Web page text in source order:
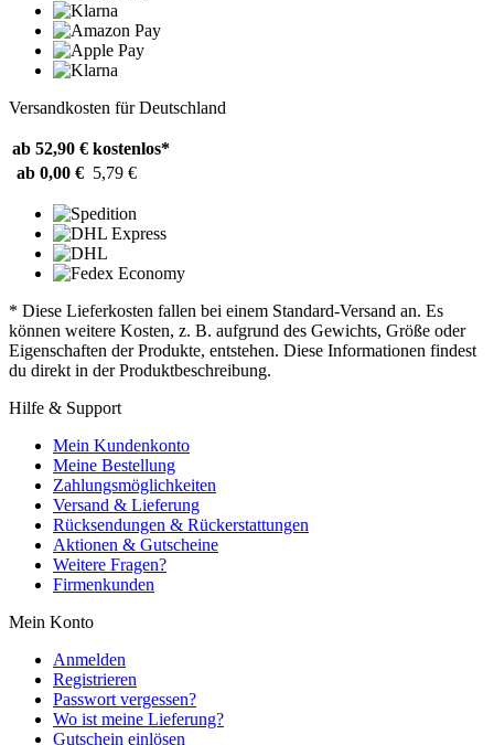
Versandkosten für Deutschland
ab 52,90 € kostenlos*
ab 0,00 € 5,79 €
* Diese Lieferkosten fallen bei einem Standard-Versand an. Es
können weitere Kosten, z. B. aufgrund des Gewichts, Größe oder
Eigenschaften der Produkte, entstehen. Diese Informationen findest
du direkt in der Produktbeschreibung.
Hilfe & Support
Mein Kundenkonto
Meine Bestellung
Zahlungsmöglichkeiten
Versand & Lieferung
Rücksendungen & Rückerstattungen
Aktionen & Gutscheine
Weitere Fragen?
Firmenkunden
Mein Konto
Anmelden
Registrieren
Passwort vergessen?
Wo ist meine Lieferung?
Gutschein einlösen